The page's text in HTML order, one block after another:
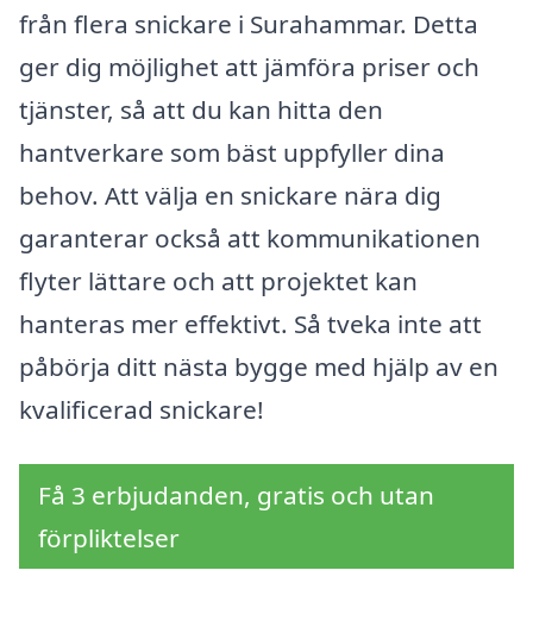
från flera snickare i Surahammar. Detta
ger dig möjlighet att jämföra priser och
tjänster, så att du kan hitta den
hantverkare som bäst uppfyller dina
behov. Att välja en snickare nära dig
garanterar också att kommunikationen
flyter lättare och att projektet kan
hanteras mer effektivt. Så tveka inte att
påbörja ditt nästa bygge med hjälp av en
kvalificerad snickare!
Få 3 erbjudanden, gratis och utan
förpliktelser